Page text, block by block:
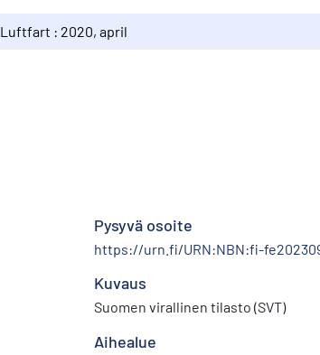
Luftfart : 2020, april
Pysyvä osoite
https://urn.fi/URN:NBN:fi-
Kuvaus
Suomen virallinen tilasto (SVT)
Aihealue